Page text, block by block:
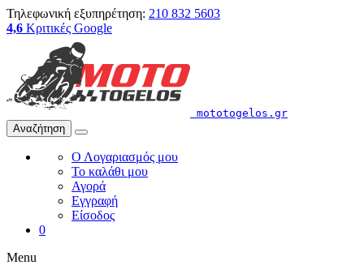
Τηλεφωνική εξυπηρέτηση: 210 832 5603
4,6 Κριτικές Google
mototogelos.gr
Αναζήτηση
Ο Λογαριασμός μου
Το καλάθι μου
Αγορά
Εγγραφή
Είσοδος
0
Menu